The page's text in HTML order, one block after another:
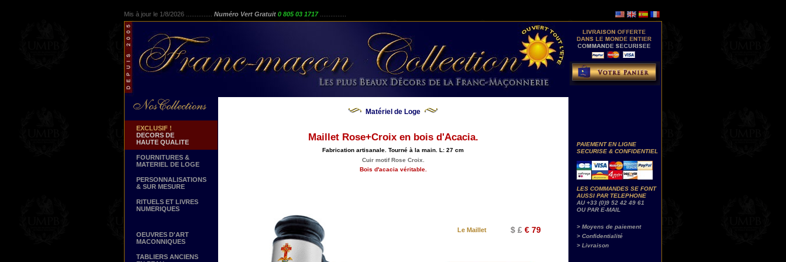
Mis à jour le 1/8/2026 ............... Numéro Vert Gratuit 0 805 03 1717
EXCLUSIF !
DECORS DE
HAUTE QUALITE
FOURNITURES &
MATERIEL DE LOGE
PERSONNALISATIONS
& SUR MESURE
RITUELS ET LIVRES
NUMERIQUES
OEUVRES D'ART
MACONNIQUES
TABLIERS ANCIENS
Matériel de Loge
Maillet Rose+Croix en bois d'Acacia.
Fabrication artisanale. Tourné à la main. L: 27 cm
Cuir motif Rose Croix.
Bois d'acacia véritable.
Le Maillet $ £ € 79
PAIEMENT EN LIGNE
SECURISE & CONFIDENTIEL
LES COMMANDES SE FONT
AUSSI PAR TELEPHONE
AU +33 (0)9 52 42 49 61
OU PAR E-MAIL
> Moyens de paiement
> Confidentialité
> Livraison